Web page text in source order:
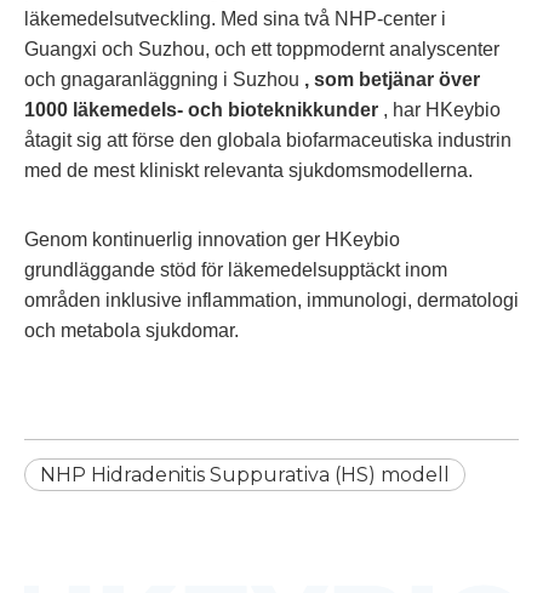
läkemedelsutveckling. Med sina två NHP-center i
Guangxi och Suzhou, och ett toppmodernt analyscenter
och gnagaranläggning i Suzhou , som betjänar över
1000 läkemedels- och bioteknikkunder , har HKeybio
åtagit sig att förse den globala biofarmaceutiska industrin
med de mest kliniskt relevanta sjukdomsmodellerna.
Genom kontinuerlig innovation ger HKeybio
grundläggande stöd för läkemedelsupptäckt inom
områden inklusive inflammation, immunologi, dermatologi
och metabola sjukdomar.
NHP Hidradenitis Suppurativa (HS) modell